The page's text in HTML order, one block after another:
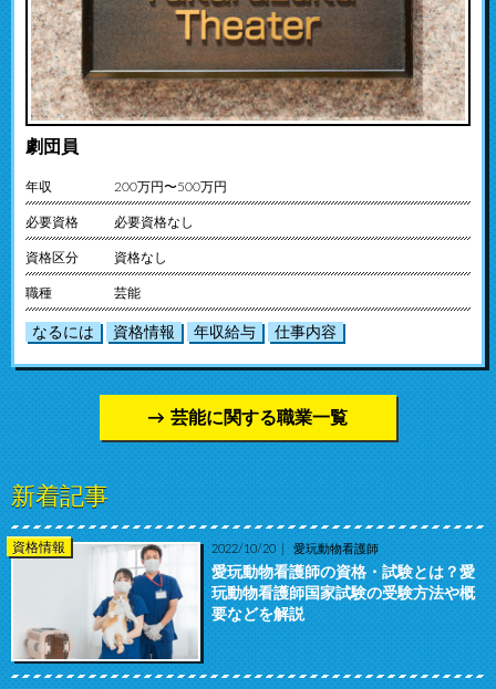
劇団員
年収 200万円〜500万円
必要資格 必要資格なし
資格区分 資格なし
職種 芸能
なるには 資格情報 年収給与 仕事内容
芸能に関する職業一覧
新着記事
資格情報 2022/10/20 愛玩動物看護師
愛玩動物看護師の資格・試験とは？愛
玩動物看護師国家試験の受験方法や概
要などを解説